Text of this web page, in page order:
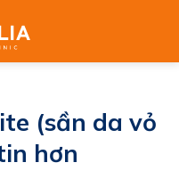
(sần da vỏ
hơn